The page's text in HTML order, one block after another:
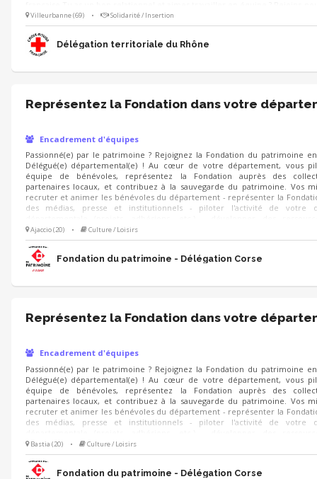
Villeurbanne (69) • Solidarité / Insertion
Délégation territoriale du Rhône
Représentez la Fondation dans votre
Encadrement d'équipes
Passionné(e) par le patrimoine ? Rejoignez la Fondation du patrimoine
Délégué(e) départemental(e) ! Au cœur de votre département, vous
équipe de bénévoles, représentez la Fondation auprès des
partenaires locaux, et contribuez à la sauvegarde du patrimoine. Vos
recruter et animer les bénévoles du département - représenter la
des médias, presse et institutionnels - piloter l'activité de votre
Fondation dans votre département, en activant des partenariats,
mécènes, des collectes, etc.
Ajaccio (20) • Culture / Loisirs
Fondation du patrimoine - Délégation Corse
Représentez la Fondation dans votre
Encadrement d'équipes
Passionné(e) par le patrimoine ? Rejoignez la Fondation du patrimoine
Délégué(e) départemental(e) ! Au cœur de votre département, vous
équipe de bénévoles, représentez la Fondation auprès des
partenaires locaux, et contribuez à la sauvegarde du patrimoine. Vos
recruter et animer les bénévoles du département - représenter la
des médias, presse et institutionnels - piloter l'activité de votre
Fondation dans votre département, en activant des partenariats,
mécènes, des collectes, etc.
Bastia (20) • Culture / Loisirs
Fondation du patrimoine - Délégation Corse